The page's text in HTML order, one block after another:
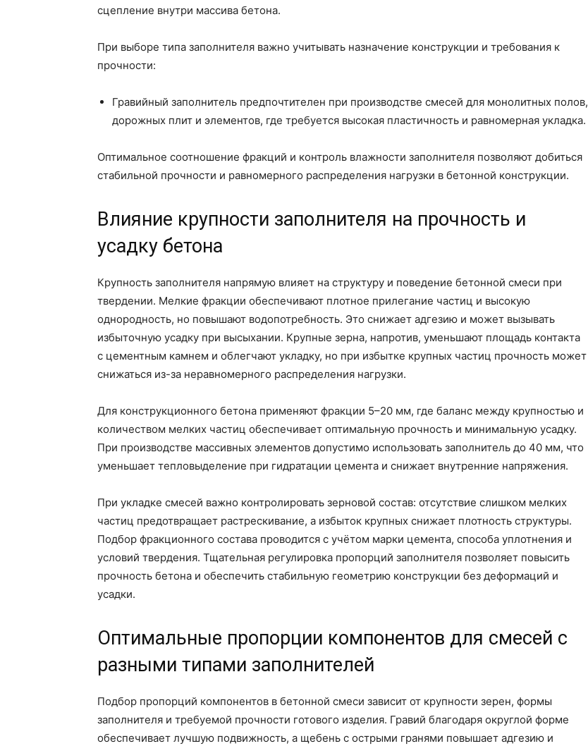
сцепление внутри массива бетона.
При выборе типа заполнителя важно учитывать назначение конструкции и требования к
прочности:
Гравийный заполнитель предпочтителен при производстве смесей для монолитных полов,
дорожных плит и элементов, где требуется высокая пластичность и равномерная укладка.
Оптимальное соотношение фракций и контроль влажности заполнителя позволяют добиться
стабильной прочности и равномерного распределения нагрузки в бетонной конструкции.
Влияние крупности заполнителя на прочность и
усадку бетона
Крупность заполнителя напрямую влияет на структуру и поведение бетонной смеси при
твердении. Мелкие фракции обеспечивают плотное прилегание частиц и высокую
однородность, но повышают водопотребность. Это снижает адгезию и может вызывать
избыточную усадку при высыхании. Крупные зерна, напротив, уменьшают площадь контакта
с цементным камнем и облегчают укладку, но при избытке крупных частиц прочность может
снижаться из-за неравномерного распределения нагрузки.
Для конструкционного бетона применяют фракции 5–20 мм, где баланс между крупностью и
количеством мелких частиц обеспечивает оптимальную прочность и минимальную усадку.
При производстве массивных элементов допустимо использовать заполнитель до 40 мм, что
уменьшает тепловыделение при гидратации цемента и снижает внутренние напряжения.
При укладке смесей важно контролировать зерновой состав: отсутствие слишком мелких
частиц предотвращает растрескивание, а избыток крупных снижает плотность структуры.
Подбор фракционного состава проводится с учётом марки цемента, способа уплотнения и
условий твердения. Тщательная регулировка пропорций заполнителя позволяет повысить
прочность бетона и обеспечить стабильную геометрию конструкции без деформаций и
усадки.
Оптимальные пропорции компонентов для смесей с
разными типами заполнителей
Подбор пропорций компонентов в бетонной смеси зависит от крупности зерен, формы
заполнителя и требуемой прочности готового изделия. Гравий благодаря округлой форме
обеспечивает лучшую подвижность, а щебень с острыми гранями повышает адгезию и